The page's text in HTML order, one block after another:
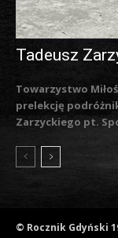
Tadeusz
Towarzystwo
prelekcję
© Rocznik Gdyński